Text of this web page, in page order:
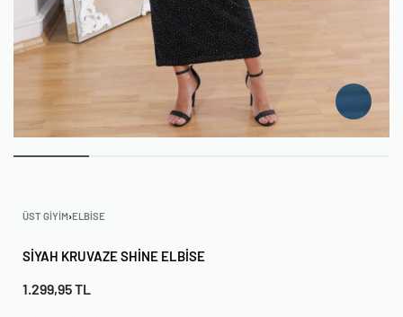
ÜST GIYIM›ELBISE
SIYAH KRUVAZE SHINE ELBISE
1.299,95TL